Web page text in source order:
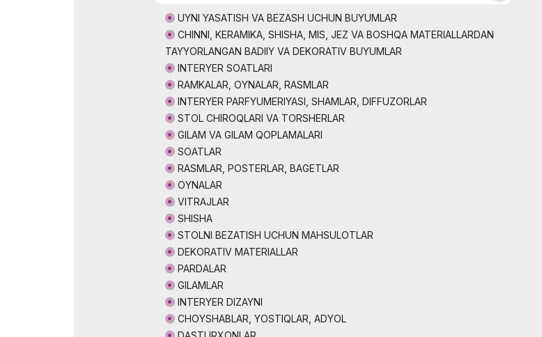
Rasmiy katalog
ishtirok etish
Rasmiy aviataşuvchi
UYNI YASATISH VA BEZASH UCHUN BUYUMLAR
CHINNI, KERAMIKA, SHISHA, MIS, JEZ VA BOSHQA MATERIALLARDAN
TAYYORLANGAN BADIIY VA DEKORATIV BUYUMLAR
INTERYER SOATLARI
RAMKALAR, OYNALAR, RASMLAR
INTERYER PARFYUMERIYASI, SHAMLAR, DIFFUZORLAR
STOL CHIROQLARI VA TORSHERLAR
GILAM VA GILAM QOPLAMALARI
SOATLAR
RASMLAR, POSTERLAR, BAGETLAR
OYNALAR
VITRAJLAR
SHISHA
STOLNI BEZATISH UCHUN MAHSULOTLAR
DEKORATIV MATERIALLAR
PARDALAR
GILAMLAR
INTERYER DIZAYNI
CHOYSHABLAR, YOSTIQLAR, ADYOL